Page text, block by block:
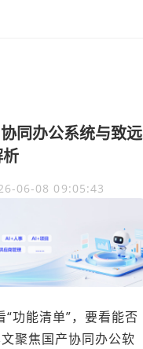
同办公系统与致远
06-08 09:05:43
“功能清单”，要看能否
聚焦国产协同办公软